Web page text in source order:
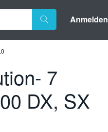
Anmelden
7
DX, SX